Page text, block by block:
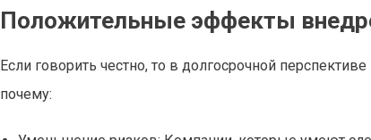
Положительные эффекты
Если говорить честно, то в долгосрочной
почему: